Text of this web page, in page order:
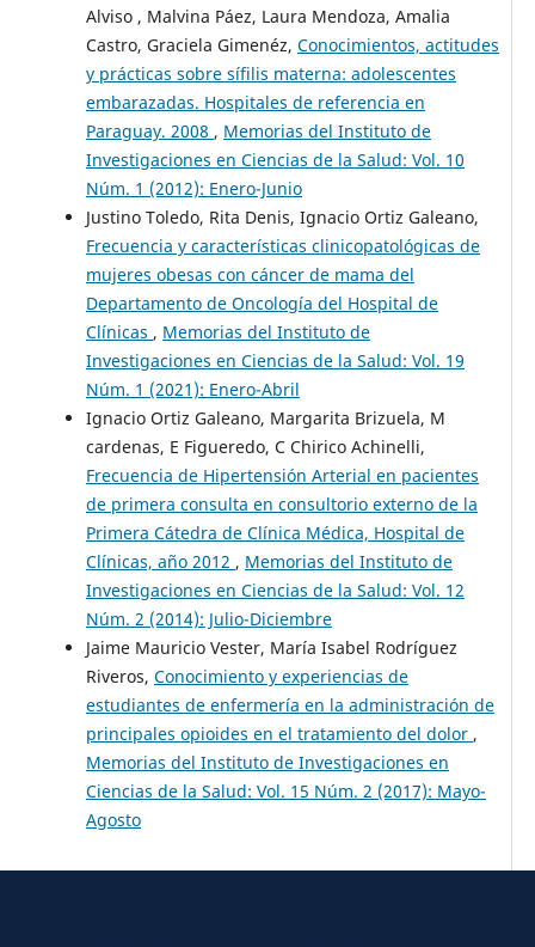
Alviso , Malvina Páez, Laura Mendoza, Amalia
Castro, Graciela Gimenéz, Conocimientos, actitudes
y prácticas sobre sífilis materna: adolescentes
embarazadas. Hospitales de referencia en
Paraguay. 2008 , Memorias del Instituto de
Investigaciones en Ciencias de la Salud: Vol. 10
Núm. 1 (2012): Enero-Junio
Justino Toledo, Rita Denis, Ignacio Ortiz Galeano,
Frecuencia y características clinicopatológicas de
mujeres obesas con cáncer de mama del
Departamento de Oncología del Hospital de
Clínicas , Memorias del Instituto de
Investigaciones en Ciencias de la Salud: Vol. 19
Núm. 1 (2021): Enero-Abril
Ignacio Ortiz Galeano, Margarita Brizuela, M
cardenas, E Figueredo, C Chirico Achinelli,
Frecuencia de Hipertensión Arterial en pacientes
de primera consulta en consultorio externo de la
Primera Cátedra de Clínica Médica, Hospital de
Clínicas, año 2012 , Memorias del Instituto de
Investigaciones en Ciencias de la Salud: Vol. 12
Núm. 2 (2014): Julio-Diciembre
Jaime Mauricio Vester, María Isabel Rodríguez
Riveros, Conocimiento y experiencias de
estudiantes de enfermería en la administración de
principales opioides en el tratamiento del dolor ,
Memorias del Instituto de Investigaciones en
Ciencias de la Salud: Vol. 15 Núm. 2 (2017): Mayo-
Agosto